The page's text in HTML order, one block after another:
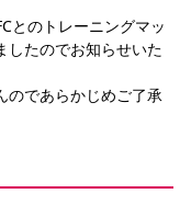
アクセス レディース
購入方法
ービス 団体チケット
ビス
イド
・命名書
とのトレーニングマッ
したのでお知らせいた
のであらかじめご了承